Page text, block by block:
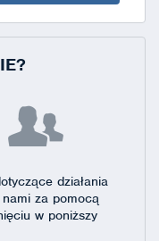
działania
za pomocą
w poniższy